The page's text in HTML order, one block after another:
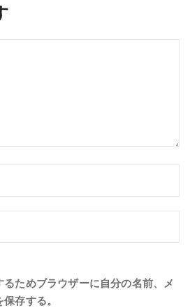
ためブラウザーに自分の名前、メ
存する。